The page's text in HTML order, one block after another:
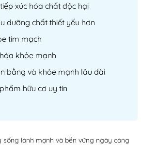
xúc hóa chất độc hại
dưỡng chất thiết yếu hơn
tim mạch
khỏe mạnh
bằng và khỏe mạnh lâu dài
hữu cơ uy tín
sống lành mạnh và bền vững ngày càng